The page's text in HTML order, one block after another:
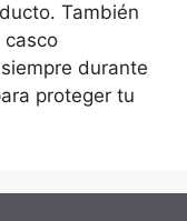
También
casco
durante
proteger tu